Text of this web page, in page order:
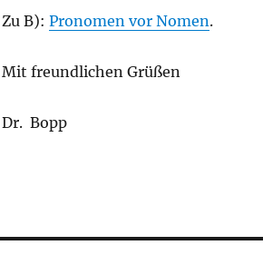
Zu B): Pronomen vor Nomen.
Mit freundlichen Grüßen
Dr. Bopp